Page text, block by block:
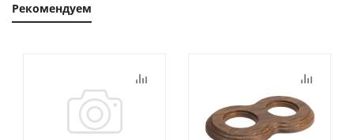
Рекомендуем